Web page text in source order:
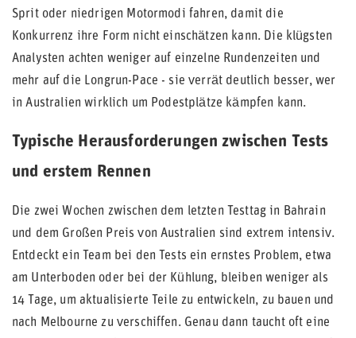
Sprit oder niedrigen Motormodi fahren, damit die
Konkurrenz ihre Form nicht einschätzen kann. Die klügsten
Analysten achten weniger auf einzelne Rundenzeiten und
mehr auf die Longrun-Pace - sie verrät deutlich besser, wer
in Australien wirklich um Podestplätze kämpfen kann.
Typische Herausforderungen zwischen Tests
und erstem Rennen
Die zwei Wochen zwischen dem letzten Testtag in Bahrain
und dem Großen Preis von Australien sind extrem intensiv.
Entdeckt ein Team bei den Tests ein ernstes Problem, etwa
am Unterboden oder bei der Kühlung, bleiben weniger als
14 Tage, um aktualisierte Teile zu entwickeln, zu bauen und
nach Melbourne zu verschiffen. Genau dann taucht oft eine